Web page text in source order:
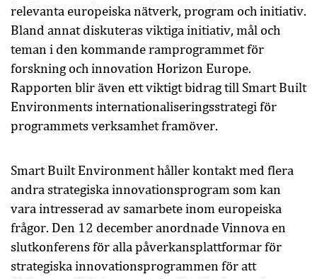
relevanta europeiska nätverk, program och initiativ.
Bland annat diskuteras viktiga initiativ, mål och
teman i den kommande ramprogrammet för
forskning och innovation Horizon Europe.
Rapporten blir även ett viktigt bidrag till Smart Built
Environments internationaliseringsstrategi för
programmets verksamhet framöver.
Smart Built Environment håller kontakt med flera
andra strategiska innovationsprogram som kan
vara intresserad av samarbete inom europeiska
frågor. Den 12 december anordnade Vinnova en
slutkonferens för alla påverkansplattformar för
strategiska innovationsprogrammen för att